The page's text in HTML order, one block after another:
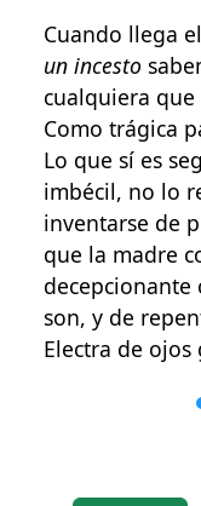
Cuando llega
un incesto
cualquiera que
Como trágica
Lo que sí es
imbécil, no lo
inventarse de
que la madre
son, y de
Electra de ojos